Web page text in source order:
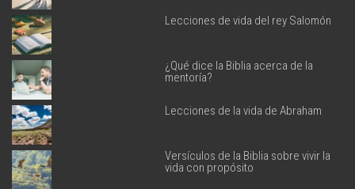
Lecciones de vida del rey Salomón
¿Qué dice la Biblia acerca de la
mentoría?
Lecciones de la vida de Abraham
Versículos de la Biblia sobre vivir la
vida con propósito